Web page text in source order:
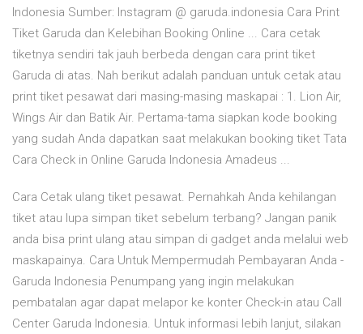
Indonesia Sumber: Instagram @ garuda.indonesia Cara Print
Tiket Garuda dan Kelebihan Booking Online ... Cara cetak
tiketnya sendiri tak jauh berbeda dengan cara print tiket
Garuda di atas. Nah berikut adalah panduan untuk cetak atau
print tiket pesawat dari masing-masing maskapai : 1. Lion Air,
Wings Air dan Batik Air. Pertama-tama siapkan kode booking
yang sudah Anda dapatkan saat melakukan booking tiket Tata
Cara Check in Online Garuda Indonesia Amadeus ...
Cara Cetak ulang tiket pesawat. Pernahkah Anda kehilangan
tiket atau lupa simpan tiket sebelum terbang? Jangan panik
anda bisa print ulang atau simpan di gadget anda melalui web
maskapainya. Cara Untuk Mempermudah Pembayaran Anda -
Garuda Indonesia Penumpang yang ingin melakukan
pembatalan agar dapat melapor ke konter Check-in atau Call
Center Garuda Indonesia. Untuk informasi lebih lanjut, silakan